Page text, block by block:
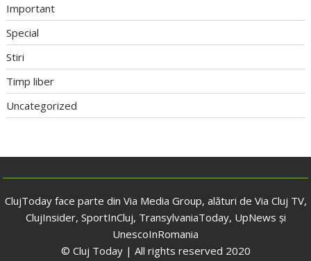
Important
Special
Stiri
Timp liber
Uncategorized
ClujToday face parte din Via Media Group, alături de Via Cluj TV,
ClujInsider, SportInCluj, TransylvaniaToday, UpNews și
UnescoInRomania
© Cluj Today | All rights reserved 2020